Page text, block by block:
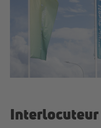
Interlocuteur